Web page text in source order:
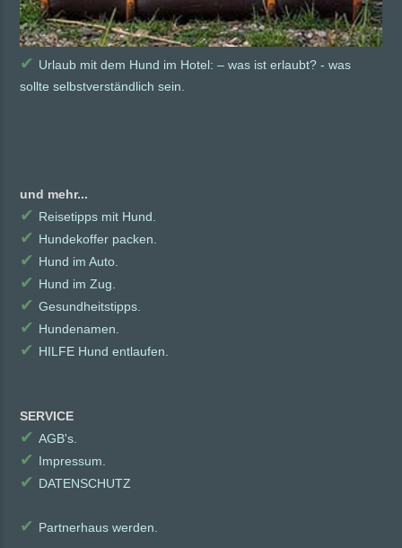
✔ Urlaub mit dem Hund im Hotel: – was ist erlaubt? - was
sollte selbstverständlich sein.
und mehr...
✔ Reisetipps mit Hund.
✔ Hundekoffer packen.
✔ Hund im Auto.
✔ Hund im Zug.
✔Gesundheitstipps.
✔ Hundenamen.
✔ HILFE Hund entlaufen.
SERVICE
✔AGB's.
✔ Impressum.
✔ DATENSCHUTZ
✔ Partnerhaus werden.